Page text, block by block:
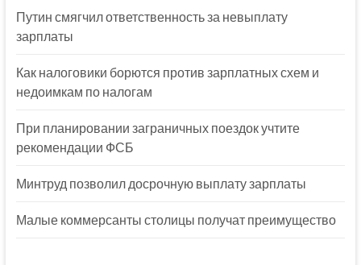
Путин смягчил ответственность за невыплату
зарплаты
Как налоговики борются против зарплатных схем и
недоимкам по налогам
При планировании заграничных поездок учтите
рекомендации ФСБ
Минтруд позволил досрочную выплату зарплаты
Малые коммерсанты столицы получат преимущество